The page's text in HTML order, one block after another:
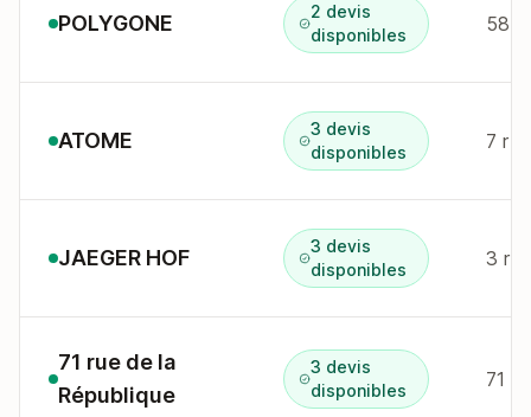
POLYGONE
2 devis
disponibles
58
ATOME
3 devis
disponibles
7 r
JAEGER HOF
3 devis
disponibles
3 r
71 rue de la
République
3 devis
disponibles
71 r